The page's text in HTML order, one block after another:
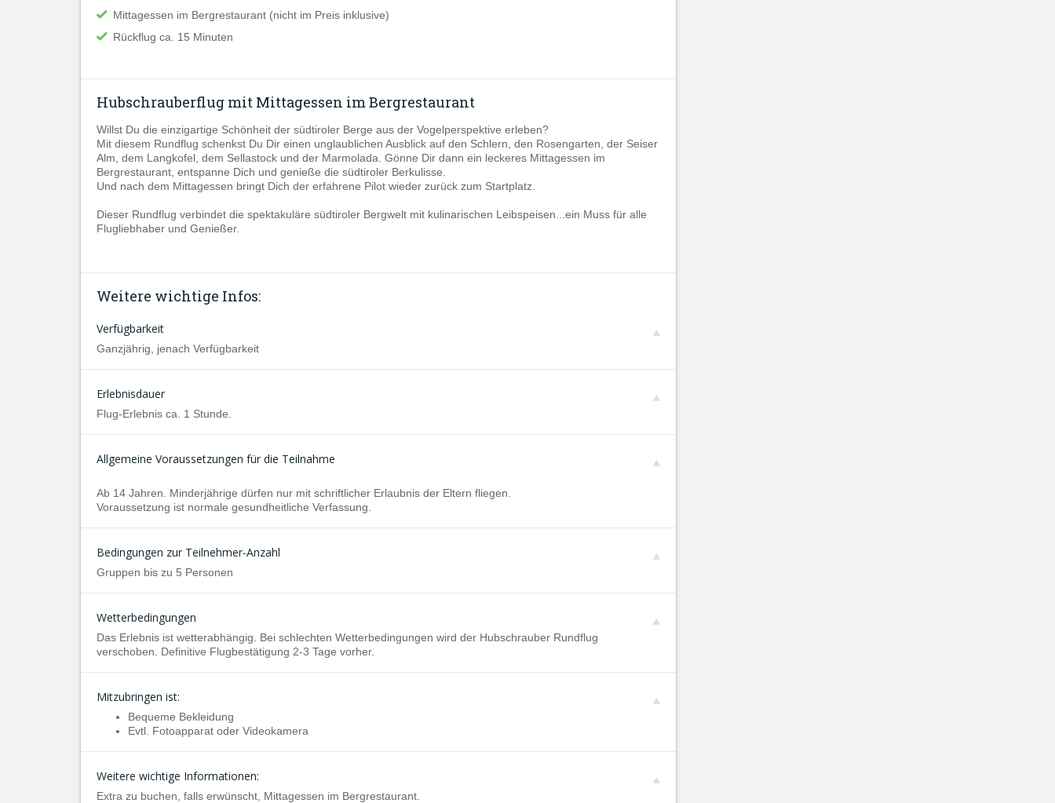
Mittagessen im Bergrestaurant (nicht im Preis inklusive)
Rückflug ca. 15 Minuten
Hubschrauberflug mit Mittagessen im Bergrestaurant
Willst Du die einzigartige Schönheit der südtiroler Berge aus der Vogelperspektive erleben?
Mit diesem Rundflug schenkst Du Dir einen unglaublichen Ausblick auf den Schlern, den Rosengarten, der Seiser
Alm, dem Langkofel, dem Sellastock und der Marmolada. Gönne Dir dann ein leckeres Mittagessen im
Bergrestaurant, entspanne Dich und genieße die südtiroler Berkulisse.
Und nach dem Mittagessen bringt Dich der erfahrene Pilot wieder zurück zum Startplatz.
Dieser Rundflug verbindet die spektakuläre südtiroler Bergwelt mit kulinarischen Leibspeisen...ein Muss für alle
Flugliebhaber und Genießer.
Weitere wichtige Infos:
Verfügbarkeit
Ganzjährig, jenach Verfügbarkeit
Erlebnisdauer
Flug-Erlebnis ca. 1 Stunde.
Allgemeine Voraussetzungen für die Teilnahme
Ab 14 Jahren. Minderjährige dürfen nur mit schriftlicher Erlaubnis der Eltern fliegen.
Voraussetzung ist normale gesundheitliche Verfassung.
Bedingungen zur Teilnehmer-Anzahl
Gruppen bis zu 5 Personen
Wetterbedingungen
Das Erlebnis ist wetterabhängig. Bei schlechten Wetterbedingungen wird der Hubschrauber Rundflug
verschoben. Definitive Flugbestätigung 2-3 Tage vorher.
Mitzubringen ist:
Bequeme Bekleidung
Evtl. Fotoapparat oder Videokamera
Weitere wichtige Informationen:
Extra zu buchen, falls erwünscht, Mittagessen im Bergrestaurant.